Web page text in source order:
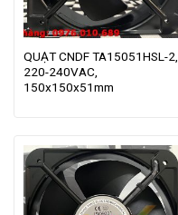
QUẠT CNDF TA15051HSL-2,
220-240VAC,
150x150x51mm